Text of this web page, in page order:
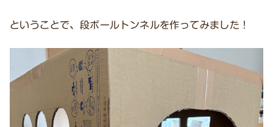
ということで、段ボールトンネルを作ってみました！